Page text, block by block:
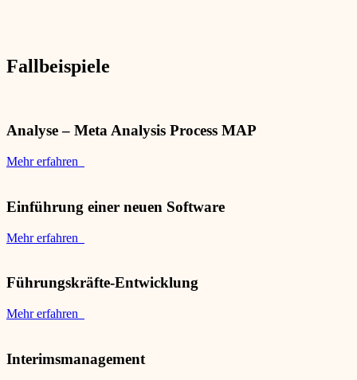
Fallbeispiele
Analyse – Meta Analysis Process MAP
Mehr erfahren
Einführung einer neuen Software
Mehr erfahren
Führungskräfte-Entwicklung
Mehr erfahren
Interimsmanagement